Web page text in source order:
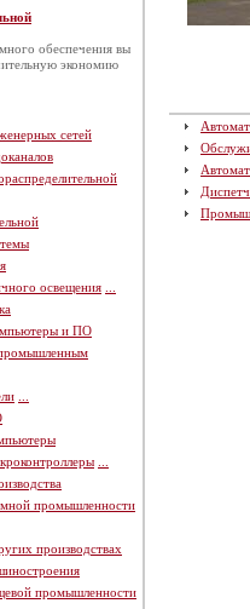
обеспечения вы
экономию
сетей
освещения
и ПО
промышленности
производствах
промышленности